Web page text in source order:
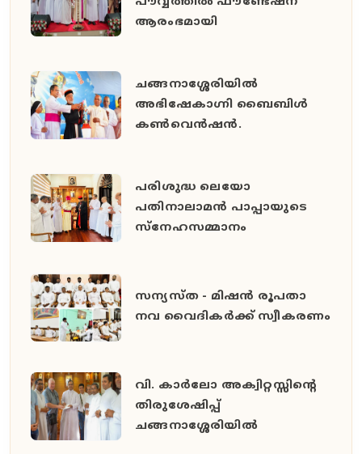
ആരംഭമായി
ചങ്ങനാശ്ശേരിയിൽ
അഭിഷേകാഗ്നി ബൈബിൾ
കൺവെൻഷൻ.
പരിശുദ്ധ ലെയോ
പതിനാലാമൻ പാപ്പായുടെ
സ്നേഹസമ്മാനം
സന്യസ്ത - മിഷൻ രൂപതാ
നവ വൈദികർക്ക് സ്വീകരണം
വി. കാർലോ അക്വിറ്റസ്സിന്റെ
തിരുശേഷിപ്പ്
ചങ്ങനാശ്ശേരിയിൽ